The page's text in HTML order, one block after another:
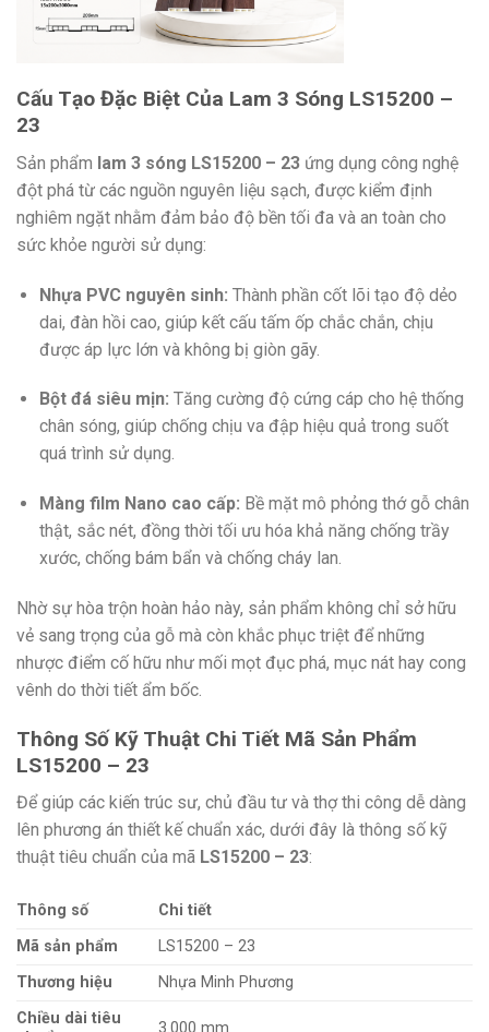
Cấu Tạo Đặc Biệt Của Lam 3 Sóng LS15200 –
23
Sản phẩm lam 3 sóng LS15200 – 23 ứng dụng công nghệ
đột phá từ các nguồn nguyên liệu sạch, được kiểm định
nghiêm ngặt nhằm đảm bảo độ bền tối đa và an toàn cho
sức khỏe người sử dụng:
Nhựa PVC nguyên sinh: Thành phần cốt lõi tạo độ dẻo
dai, đàn hồi cao, giúp kết cấu tấm ốp chắc chắn, chịu
được áp lực lớn và không bị giòn gãy.
Bột đá siêu mịn: Tăng cường độ cứng cáp cho hệ thống
chân sóng, giúp chống chịu va đập hiệu quả trong suốt
quá trình sử dụng.
Màng film Nano cao cấp: Bề mặt mô phỏng thớ gỗ chân
thật, sắc nét, đồng thời tối ưu hóa khả năng chống trầy
xước, chống bám bẩn và chống cháy lan.
Nhờ sự hòa trộn hoàn hảo này, sản phẩm không chỉ sở hữu
vẻ sang trọng của gỗ mà còn khắc phục triệt để những
nhược điểm cố hữu như mối mọt đục phá, mục nát hay cong
vênh do thời tiết ẩm bốc.
Thông Số Kỹ Thuật Chi Tiết Mã Sản Phẩm
LS15200 – 23
Để giúp các kiến trúc sư, chủ đầu tư và thợ thi công dễ dàng
lên phương án thiết kế chuẩn xác, dưới đây là thông số kỹ
thuật tiêu chuẩn của mã LS15200 – 23:
Thông số
Chi tiết
Mã sản phẩm
LS15200 – 23
Thương hiệu
Nhựa Minh Phương
Chiều dài tiêu